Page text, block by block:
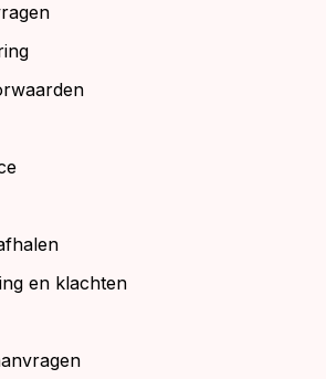
en klachten